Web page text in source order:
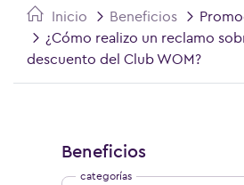
Inicio Beneficios
¿Cómo realizo un reclamo
descuento del Club WOM?
Beneficios